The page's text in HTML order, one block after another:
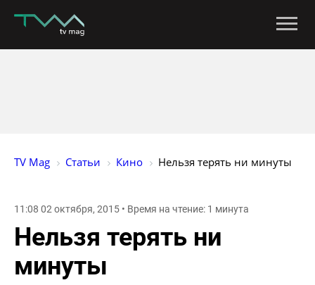
TV Mag Статьи Кино Нельзя терять ни минуты
11:08 02 октября, 2015 • Время на чтение: 1 минута
Нельзя терять ни
минуты